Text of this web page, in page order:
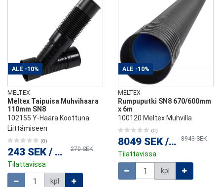
ALE -10%
MELTEX
Meltex Taipuisa Muhvihaara
110mm SN8
102155 Y-Haara Koottuna
Liittämiseen
(0)
243 SEK / kpl 270 SEK
Tilattavissa
kpl
ALE -10%
MELTEX
Rumpuputki SN8 670/600mm
x 6m
100120 Meltex Muhvilla
(0)
8049 SEK / kpl8943 SEK
Tilattavissa
kpl